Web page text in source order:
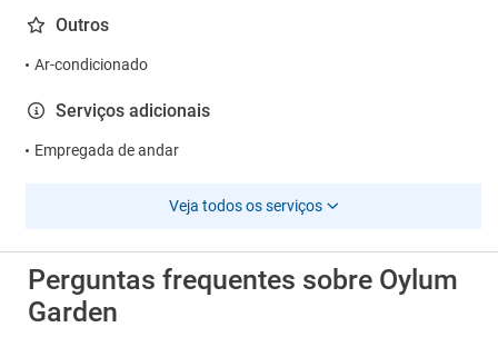
Outros
Ar-condicionado
Serviços adicionais
Empregada de andar
Veja todos os serviços
Perguntas frequentes sobre Oylum
Garden